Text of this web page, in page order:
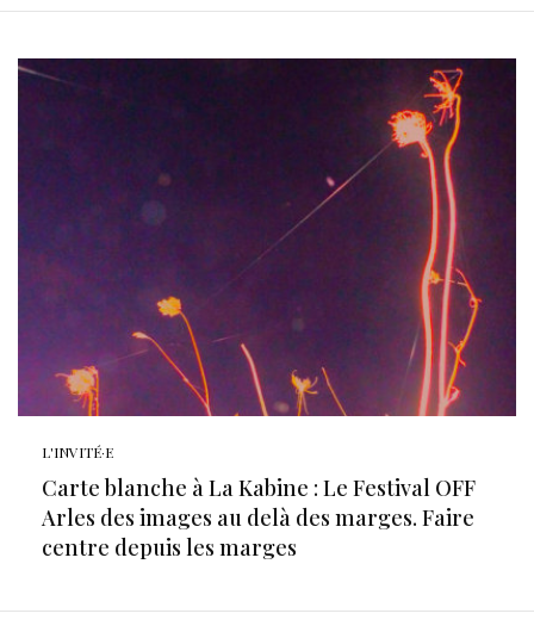
L'INVITÉ·E
Carte blanche à La Kabine : Le Festival OFF
Arles des images au delà des marges. Faire
centre depuis les marges